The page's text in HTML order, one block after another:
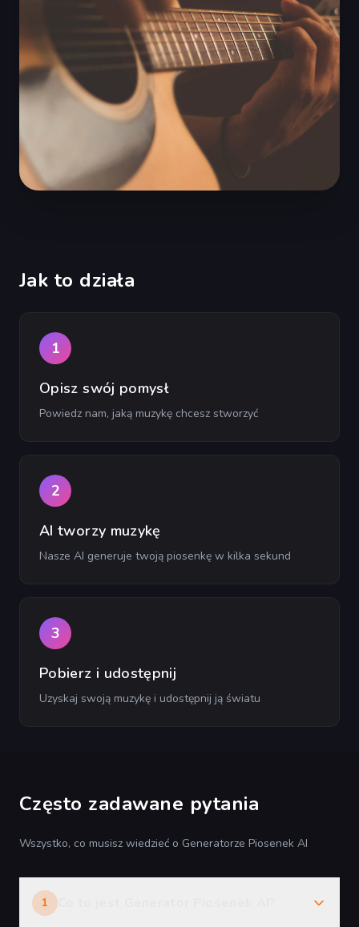
Jak to działa
1
Opisz swój pomysł
Powiedz nam, jaką muzykę chcesz stworzyć
2
AI tworzy muzykę
Nasze AI generuje twoją piosenkę w kilka sekund
3
Pobierz i udostępnij
Uzyskaj swoją muzykę i udostępnij ją światu
Często zadawane pytania
Wszystko, co musisz wiedzieć o Generatorze Piosenek AI
1